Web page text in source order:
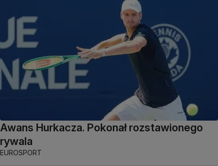
Awans Hurkacza. Pokonał rozstawionego
rywala
EUROSPORT